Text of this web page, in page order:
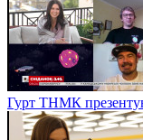
Гурт ТНМК